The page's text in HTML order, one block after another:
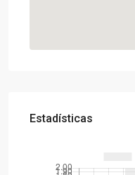
Estadísticas